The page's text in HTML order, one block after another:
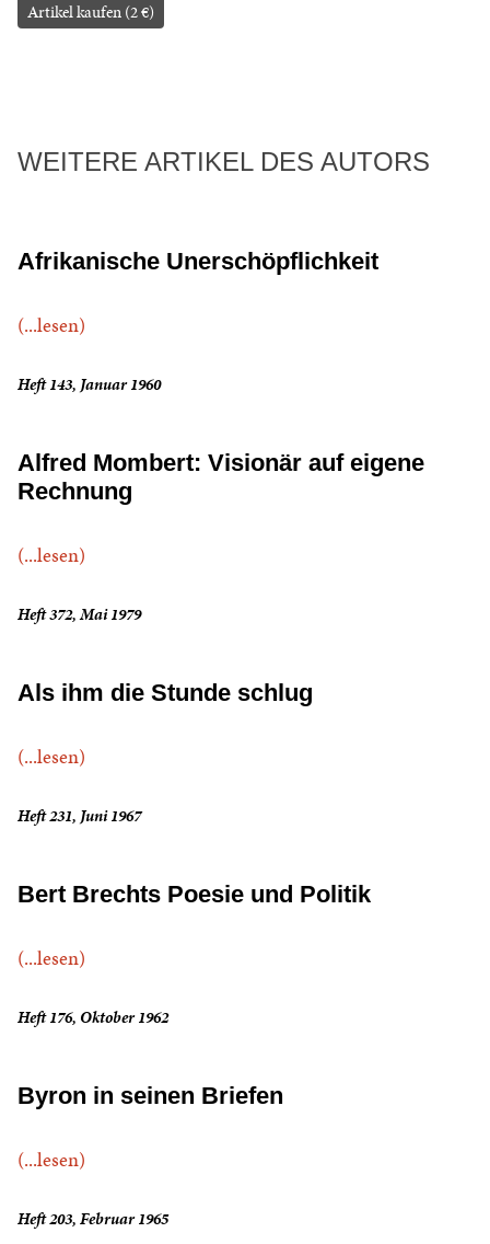
Artikel kaufen (2 €)
WEITERE ARTIKEL DES AUTORS
Afrikanische Unerschöpflichkeit
(...lesen)
Heft 143, Januar 1960
Alfred Mombert: Visionär auf eigene
Rechnung
(...lesen)
Heft 372, Mai 1979
Als ihm die Stunde schlug
(...lesen)
Heft 231, Juni 1967
Bert Brechts Poesie und Politik
(...lesen)
Heft 176, Oktober 1962
Byron in seinen Briefen
(...lesen)
Heft 203, Februar 1965